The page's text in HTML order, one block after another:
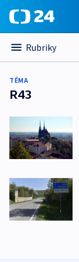
Rubriky
TÉMA
R43